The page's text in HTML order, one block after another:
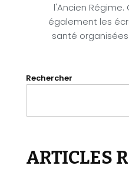
l'Ancien
également les
santé organisées
Rechercher
ARTICLES